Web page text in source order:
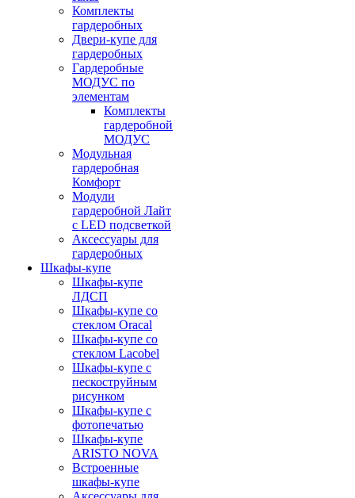
Комплекты
гардеробных
Двери-купе для
гардеробных
Гардеробные
МОДУС по
элементам
Комплекты
гардеробной
МОДУС
Модульная
гардеробная
Комфорт
Модули
гардеробной Лайт
с LED подсветкой
Аксессуары для
гардеробных
Шкафы-купе
Шкафы-купе
ЛДСП
Шкафы-купе со
стеклом Oracal
Шкафы-купе со
стеклом Lacobel
Шкафы-купе с
пескоструйным
рисунком
Шкафы-купе с
фотопечатью
Шкафы-купе
ARISTO NOVA
Встроенные
шкафы-купе